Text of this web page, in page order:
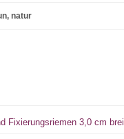
natur
Fixierungsriemen 3,0 cm